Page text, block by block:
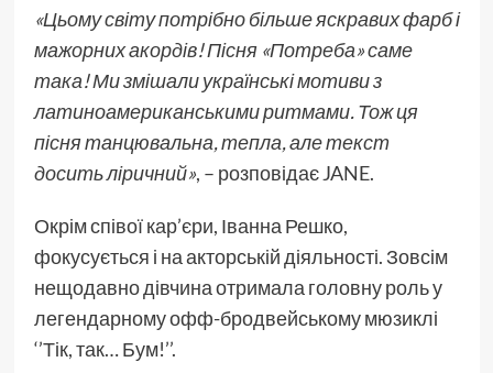
«Цьому світу потрібно більше яскравих фарб і
мажорних акордів! Пісня «Потреба» саме
така! Ми змішали українські мотиви з
латиноамериканськими ритмами. Тож ця
пісня танцювальна, тепла, але текст
досить ліричний», – розповідає JANE.
Окрім співої кар’єри, Іванна Решко,
фокусується і на акторській діяльності. Зовсім
нещодавно дівчина отримала головну роль у
легендарному офф-бродвейському мюзиклі
‘’Тік, так… Бум!’’.